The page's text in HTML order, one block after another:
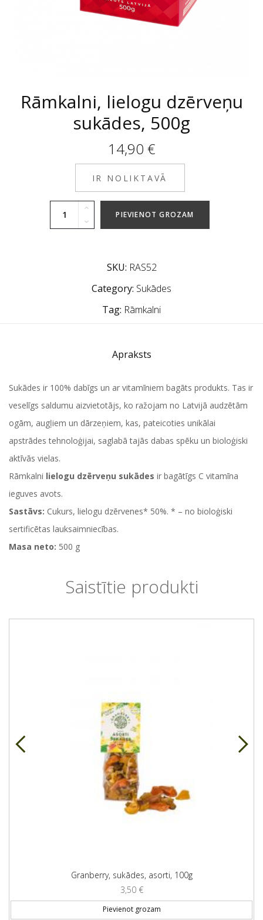
Rāmkalni, lielogu dzērveņu
sukādes, 500g
14,90 €
IR NOLIKTAVĀ
PIEVIENOT GROZAM
SKU: RAS52
Category: Sukādes
Tag: Rāmkalni
Apraksts
Sukādes ir 100% dabīgs un ar vitamīniem bagāts produkts. Tas ir
veselīgs saldumu aizvietotājs, ko ražojam no Latvijā audzētām
ogām, augļiem un dārzeņiem, kas, pateicoties unikālai
apstrādes tehnoloģijai, saglabā tajās dabas spēku un bioloģiski
aktīvās vielas.
Rāmkalni lielogu dzērveņu sukādes ir bagātīgs C vitamīna
ieguves avots.
Sastāvs: Cukurs, lielogu dzērvenes* 50%. * – no bioloģiski
sertificētas lauksaimniecības.
Masa neto: 500 g
Saistītie produkti
Granberry, sukādes, asorti, 100g
3,50 €
Pievienot grozam